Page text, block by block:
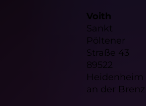
Voith
Sankt
Pöltener
Straße 43
89522
Heidenheim
an der Brenz